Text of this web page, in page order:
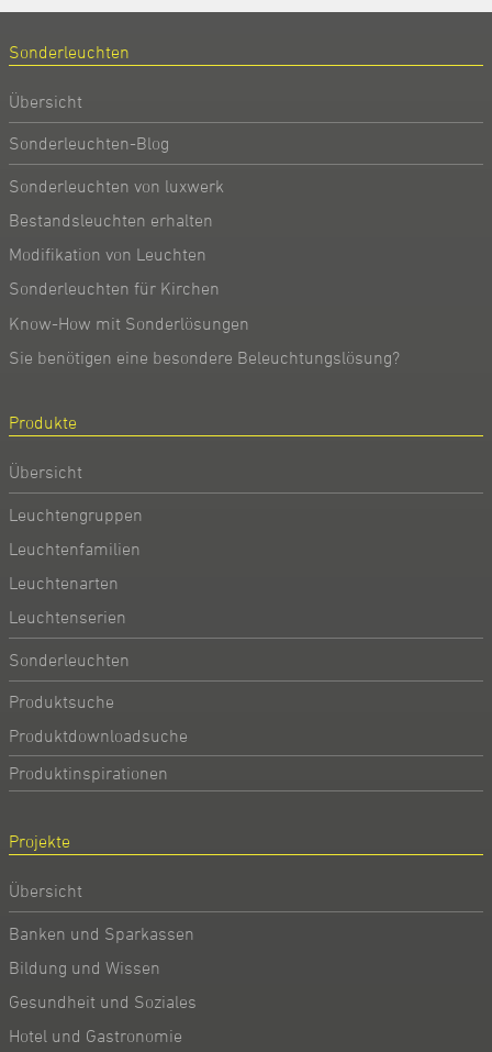
Sonderleuchten
Übersicht
Sonderleuchten-Blog
Sonderleuchten von luxwerk
Bestandsleuchten erhalten
Modifikation von Leuchten
Sonderleuchten für Kirchen
Know-How mit Sonderlösungen
Sie benötigen eine besondere Beleuchtungslösung?
Produkte
Übersicht
Leuchtengruppen
Leuchtenfamilien
Leuchtenarten
Leuchtenserien
Sonderleuchten
Produktsuche
Produktdownloadsuche
Produktinspirationen
Projekte
Übersicht
Banken und Sparkassen
Bildung und Wissen
Gesundheit und Soziales
Hotel und Gastronomie